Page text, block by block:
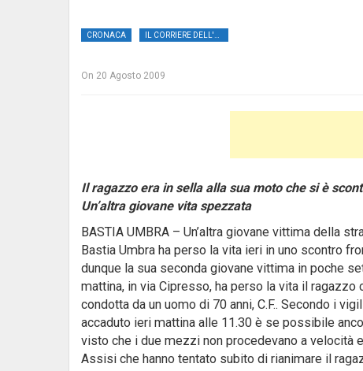
CRONACA
On 20 Agosto 2009
Il ragazzo era in sella alla sua moto che si è
Un’altra giovane vita spezzata
BASTIA UMBRA – Un’altra giovane vittima della
Bastia Umbra ha perso la vita ieri in uno scontro
dunque la sua seconda giovane vittima in poche
mattina, in via Cipresso, ha perso la vita il ragazzo
condotta da un uomo di 70 anni, C.F.. Secondo i
accaduto ieri mattina alle 11.30 è se possibile
visto che i due mezzi non procedevano a
Assisi che hanno tentato subito di rianimare il